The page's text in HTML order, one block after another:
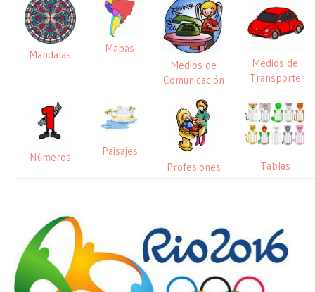
Mandalas
Mapas
Medios de
Comunicación
Medios de
Transporte
Números
Paisajes
Profesiones
Tablas